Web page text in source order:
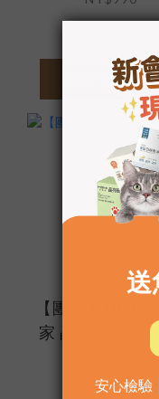
ADD TO
【團購】HOMI
家 晶亮眼 眼睛
NT$880